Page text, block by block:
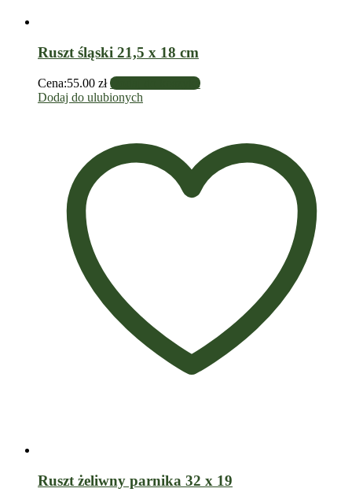
Ruszt śląski 21,5 x 18 cm
Cena:55.00 zł Dodaj do koszyka
Dodaj do ulubionych
Ruszt żeliwny parnika 32 x 19